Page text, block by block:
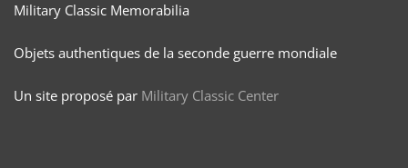
Military Classic Memorabilia
Objets authentiques de la seconde guerre mondiale
Un site proposé par Military Classic Center